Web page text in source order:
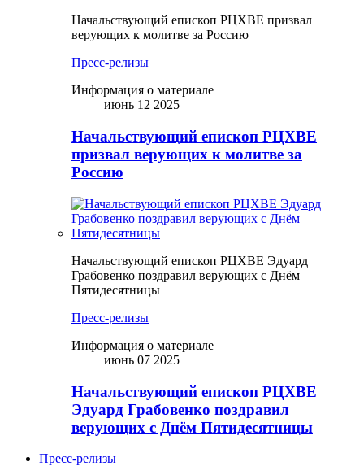
Начальствующий епископ РЦХВЕ призвал
верующих к молитве за Россию
Пресс-релизы
Информация о материале
июнь 12 2025
Начальствующий епископ РЦХВЕ
призвал верующих к молитве за
Россию
Начальствующий епископ РЦХВЕ Эдуард
Грабовенко поздравил верующих с Днём
Пятидесятницы
Пресс-релизы
Информация о материале
июнь 07 2025
Начальствующий епископ РЦХВЕ
Эдуард Грабовенко поздравил
верующих с Днём Пятидесятницы
Пресс-релизы